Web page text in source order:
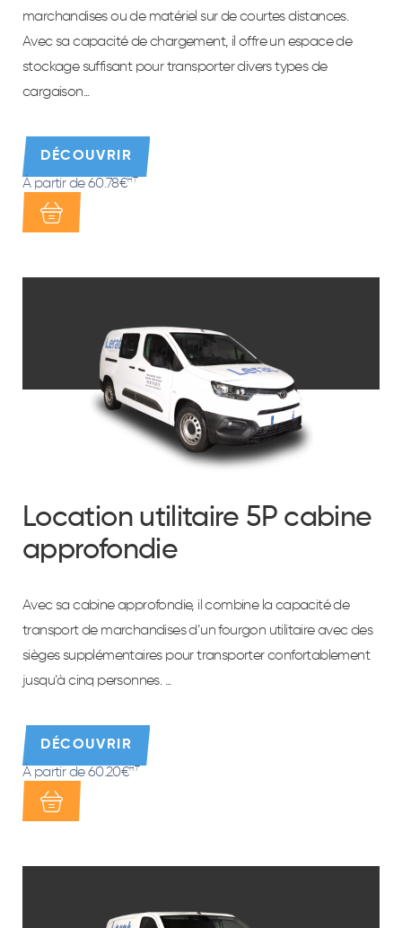
marchandises ou de matériel sur de courtes distances.
Avec sa capacité de chargement, il offre un espace de
stockage suffisant pour transporter divers types de
cargaison...
DÉCOUVRIR
À partir de 60.78€HT*
Location utilitaire 5P cabine
approfondie
Avec sa cabine approfondie, il combine la capacité de
transport de marchandises d’un fourgon utilitaire avec des
sièges supplémentaires pour transporter confortablement
jusqu’à cinq personnes. ...
DÉCOUVRIR
À partir de 60.20€HT*